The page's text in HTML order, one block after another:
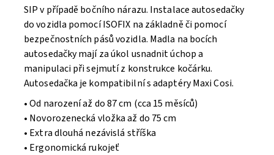
SIP v případě bočního nárazu. Instalace autosedačky
do vozidla pomocí ISOFIX na základně či pomocí
bezpečnostních pásů vozidla. Madla na bocích
autosedačky mají za úkol usnadnit úchop a
manipulaci při sejmutí z konstrukce kočárku.
Autosedačka je kompatibilní s adaptéry Maxi Cosi.
• Od narození až do 87 cm (cca 15 měsíců)
• Novorozenecká vložka až do 75 cm
• Extra dlouhá nezávislá stříška
• Ergonomická rukojeť